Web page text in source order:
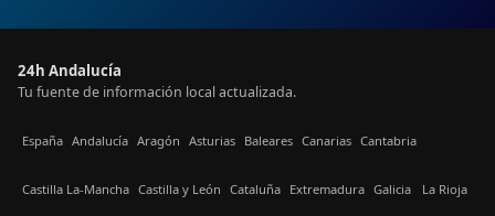
24h Andalucía
Tu fuente de información local actualizada.
España Andalucía Aragón Asturias Baleares Canarias Cantabria
Castilla La-Mancha Castilla y León Cataluña Extremadura Galicia La Rioja